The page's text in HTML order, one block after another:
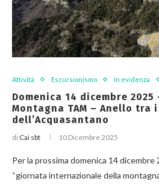
Attività Escursionismo In evidenza
Domenica 14 dicembre
Montagna TAM – Anello tra
dell’Acquasantano
di Cai sbt 10 Dicembre 2025
Per la prossima domenica 14 dicembre
“giornata internazionale della